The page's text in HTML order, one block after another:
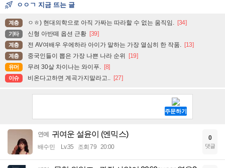
ㅇㅇㄱ 지금 뜨는 글
계층 ㅇㅎ) 현대의학으로 아직 가짜는 따라할 수 없는 움직임. [34]
기타 신형 아반떼 옵션 근황 [39]
계층 전 AV여배우 우에하라 아이가 말하는 가장 열심히 한 작품. [13]
계층 중국인들이 뽑은 가장 나쁜 나라 순위 [19]
유머 무려 30살 차이나는 와이푸. [8]
이슈 비온다고하면 계곡가지말라고.. [27]
연예 귀여운 설윤이 (엔믹스)
배수민 Lv.35 조회 79 20:00
0
댓글